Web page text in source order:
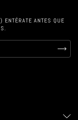
ENTÉRATE ANTES QUE